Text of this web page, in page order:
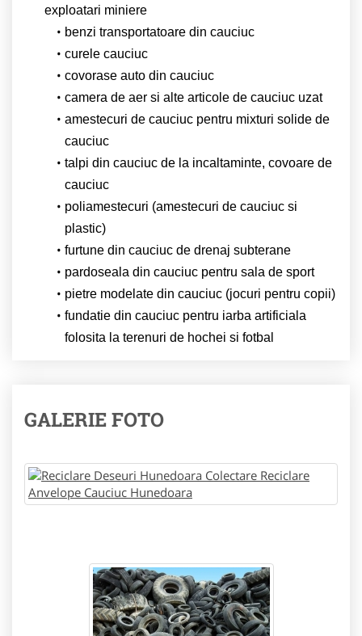
exploatari miniere
benzi transportatoare din cauciuc
curele cauciuc
covorase auto din cauciuc
camera de aer si alte articole de cauciuc uzat
amestecuri de cauciuc pentru mixturi solide de
cauciuc
talpi din cauciuc de la incaltaminte, covoare de
cauciuc
poliamestecuri (amestecuri de cauciuc si
plastic)
furtune din cauciuc de drenaj subterane
pardoseala din cauciuc pentru sala de sport
pietre modelate din cauciuc (jocuri pentru copii)
fundatie din cauciuc pentru iarba artificiala
folosita la terenuri de hochei si fotbal
GALERIE FOTO